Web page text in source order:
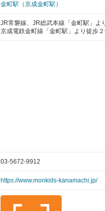
金町駅（京成金町駅）
JR常磐線、JR総武本線「金町駅」よ
京成電鉄金町線「金町駅」より徒歩
03-5672-9912
https://www.monkids-kanamachi.jp/